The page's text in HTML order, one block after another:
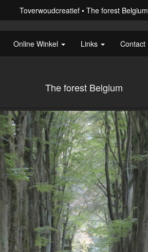
Toverwoudcreatief The forest Belgium
Online Winkel Links Contact
The forest Belgium